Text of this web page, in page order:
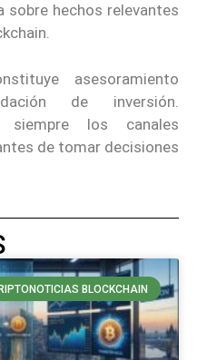
hechos relevantes
asesoramiento
de inversión.
siempre los canales
de tomar decisiones
BLOCKCHAIN